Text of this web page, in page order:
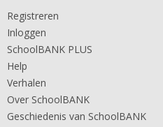
Registreren
Inloggen
SchoolBANK PLUS
Help
Verhalen
Over SchoolBANK
Geschiedenis van SchoolBANK